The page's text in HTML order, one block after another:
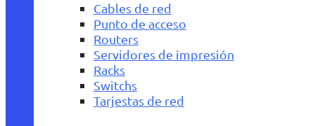
Cables de red
Punto de acceso
Routers
Servidores de impresión
Racks
Switchs
Tarjestas de red